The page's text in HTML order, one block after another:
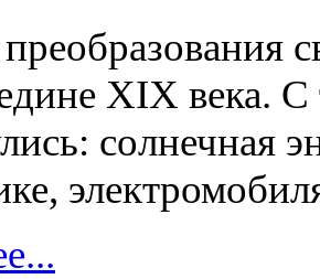
XIX века.
солнечная